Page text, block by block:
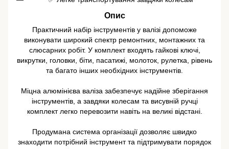
Опис
Практичний набір інструментів у валізі допоможе
виконувати широкий спектр ремонтних, монтажних та
слюсарних робіт. У комплект входять гайкові ключі,
викрутки, головки, біти, пасатижі, молоток, рулетка, рівень
та багато інших необхідних інструментів.
Міцна алюмінієва валіза забезпечує надійне зберігання
інструментів, а завдяки колесам та висувній ручці
комплект легко перевозити навіть на великі відстані.
Продумана система організації дозволяє швидко
знаходити потрібний інструмент та підтримувати порядок